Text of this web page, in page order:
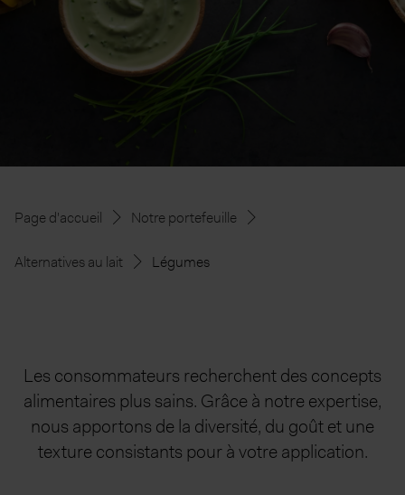
Page d'accueil Notre portefeuille
Alternatives au lait Légumes
Les consommateurs recherchent des concepts
alimentaires plus sains. Grâce à notre expertise,
nous apportons de la diversité, du goût et une
texture consistants pour à votre application.